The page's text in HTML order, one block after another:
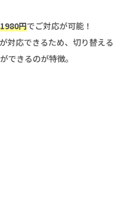
円でご対応が可能！
対応できるため、切り替える
できるのが特徴。